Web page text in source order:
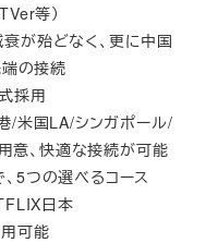
等）
が殆どなく、更に中国
の接続
採用
/米国LA/シンガポール/
意、快適な接続が可能
5つの選べるコース
日本
可能